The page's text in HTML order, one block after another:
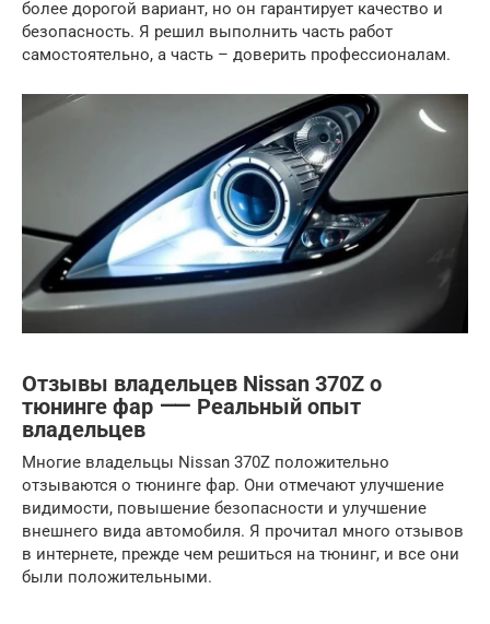
более дорогой вариант, но он гарантирует качество и
безопасность. Я решил выполнить часть работ
самостоятельно, а часть – доверить профессионалам.
Отзывы владельцев Nissan 370Z о
тюнинге фар ⸺ Реальный опыт
владельцев
Многие владельцы Nissan 370Z положительно
отзываются о тюнинге фар. Они отмечают улучшение
видимости, повышение безопасности и улучшение
внешнего вида автомобиля. Я прочитал много отзывов
в интернете, прежде чем решиться на тюнинг, и все они
были положительными.